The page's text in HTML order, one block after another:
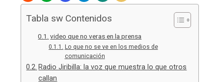
Tabla sw Contenidos
video que no veras en la prensa
Lo que no se ve en los medios de
comunicación
Radio Jiribilla: la voz que muestra lo que otros
callan